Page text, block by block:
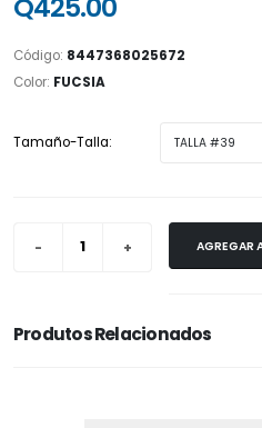
Código: 8447368025672
Color: FUCSIA
Tamaño-Talla:
AGREGAR
Produtos Relacionados